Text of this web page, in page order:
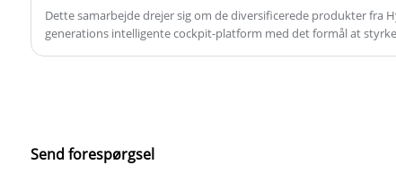
Dette samarbejde drejer sig om de diversificerede produkter fra
generations intelligente cockpit-platform med det formål at
kommercialisering af intelligente køretøjsteknologier.
Send forespørgsel